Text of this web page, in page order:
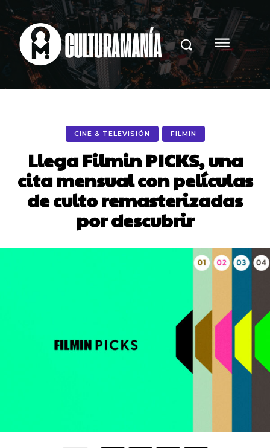
CINE & TELEVISIÓN FILMIN
Llega Filmin PICKS, una
cita mensual con películas
de culto remasterizadas
por descubrir